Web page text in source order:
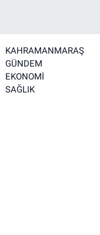
KAHRAMANMARAŞ
GÜNDEM
EKONOMİ
SAĞLIK